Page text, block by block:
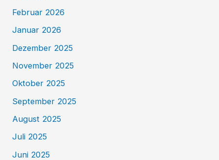
Februar 2026
Januar 2026
Dezember 2025
November 2025
Oktober 2025
September 2025
August 2025
Juli 2025
Juni 2025